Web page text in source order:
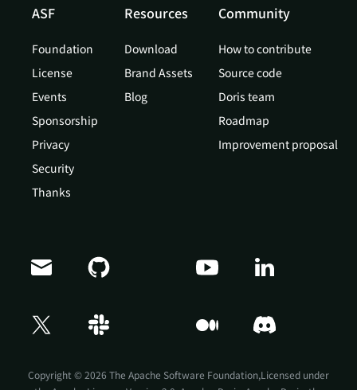
ASF
Foundation
License
Events
Sponsorship
Privacy
Security
Thanks
Resources
Download
Brand Assets
Blog
Community
How to contribute
Source code
Doris team
Roadmap
Improvement proposal
Copyright © 2026 The Apache Software Foundation,Licensed under
Doris Summit 26